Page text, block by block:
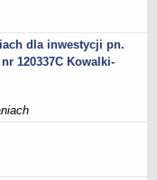
kultury, OSP
dla inwestycji pn.
120337C Kowalki-